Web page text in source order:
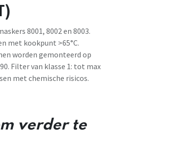
8001, 8002 en 8003.
met kookpunt >65°C.
worden gemonteerd op
Filter van klasse 1: tot max
met chemische risicos.
verder te